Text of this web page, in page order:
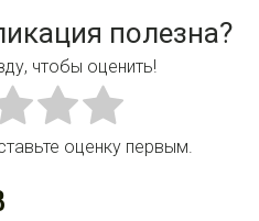
полезна?
чтобы оценить!
оценку первым.